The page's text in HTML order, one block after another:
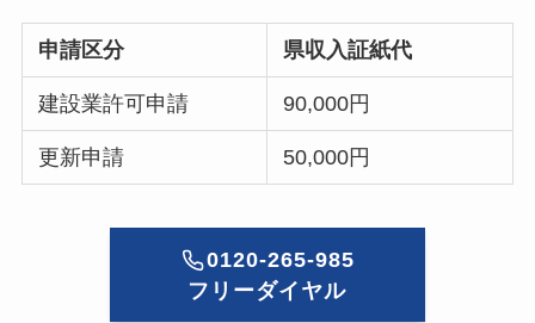
申請区分 県収入証紙代
建設業許可申請 90,000円
更新申請 50,000円
0120-265-985
フリーダイヤル